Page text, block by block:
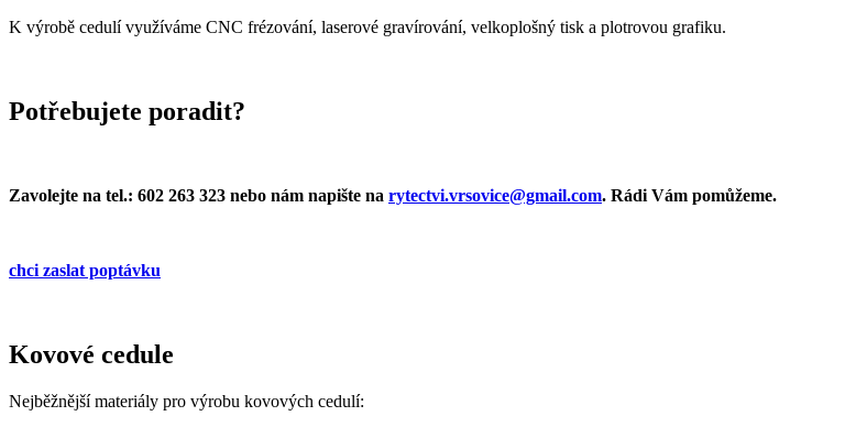
K výrobě cedulí využíváme CNC frézování, laserové gravírování, velkoplošný tisk a plotrovou grafiku.
Potřebujete poradit?
Zavolejte na tel.: 602 263 323 nebo nám napište na rytectvi.vrsovice@gmail.com. Rádi Vám pomůžeme.
chci zaslat poptávku
Kovové cedule
Nejběžnější materiály pro výrobu kovových cedulí: